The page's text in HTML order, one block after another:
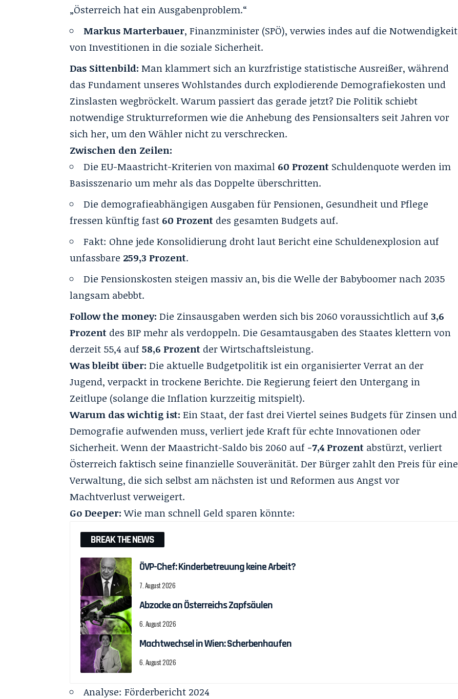
„Österreich hat ein Ausgabenproblem.“
Markus Marterbauer, Finanzminister (SPÖ), verwies indes auf die Notwendigkeit
von Investitionen in die soziale Sicherheit.
Das Sittenbild:Man klammert sich an kurzfristige statistische Ausreißer, während
das Fundament unseres Wohlstandes durch explodierende Demografiekosten und
Zinslasten wegbröckelt. Warum passiert das gerade jetzt? Die Politik schiebt
notwendige Strukturreformen wie die Anhebung des Pensionsalters seit Jahren vor
sich her, um den Wähler nicht zu verschrecken.
Zwischen den Zeilen:
Die EU-Maastricht-Kriterien von maximal 60 Prozent Schuldenquote werden im
Basisszenario um mehr als das Doppelte überschritten.
Die demografieabhängigen Ausgaben für Pensionen, Gesundheit und Pflege
fressen künftig fast 60 Prozent des gesamten Budgets auf.
Fakt: Ohne jede Konsolidierung droht laut Bericht eine Schuldenexplosion auf
unfassbare 259,3 Prozent.
Die Pensionskosten steigen massiv an, bis die Welle der Babyboomer nach 2035
langsam abebbt.
Follow the money:Die Zinsausgaben werden sich bis 2060 voraussichtlich auf 3,6
Prozent des BIP mehr als verdoppeln. Die Gesamtausgaben des Staates klettern von
derzeit 55,4 auf58,6 Prozent der Wirtschaftsleistung.
Was bleibt über:Die aktuelle Budgetpolitik ist ein organisierter Verrat an der
Jugend, verpackt in trockene Berichte. Die Regierung feiert den Untergang in
Zeitlupe (solange die Inflation kurzzeitig mitspielt).
Warum das wichtig ist:Ein Staat, der fast drei Viertel seines Budgets für Zinsen und
Demografie aufwenden muss, verliert jede Kraft für echte Innovationen oder
Sicherheit. Wenn der Maastricht-Saldo bis 2060 auf -7,4 Prozent abstürzt, verliert
Österreich faktisch seine finanzielle Souveränität. Der Bürger zahlt den Preis für eine
Verwaltung, die sich selbst am nächsten ist und Reformen aus Angst vor
Machtverlust verweigert.
Go Deeper:Wie man schnell Geld sparen könnte:
BREAK THE NEWS
ÖVP-Chef: Kinderbetreuung keine Arbeit?
7. August 2026
Abzocke an Österreichs Zapfsäulen
6. August 2026
Machtwechsel in Wien: Scherbenhaufen
6. August 2026
Analyse: Förderbericht 2024